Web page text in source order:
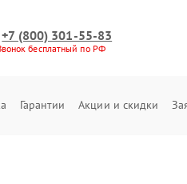
+7 (800) 301-55-83
бесплатный по РФ
Гарантии Акции и скидки